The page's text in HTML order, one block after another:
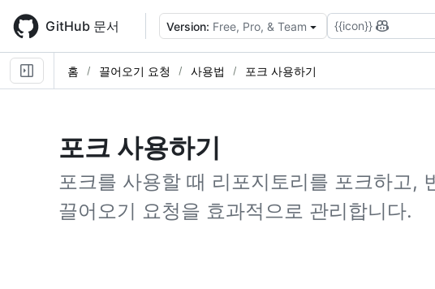
main
content
GitHub 문서 Version: Free, Pro, & Team {{icon}}
홈 끌어오기 요청 사용법 포크 사용하기
포크 사용하기
포크를 사용할 때 리포지토리를 포크하고,
끌어오기 요청을 효과적으로 관리합니다.